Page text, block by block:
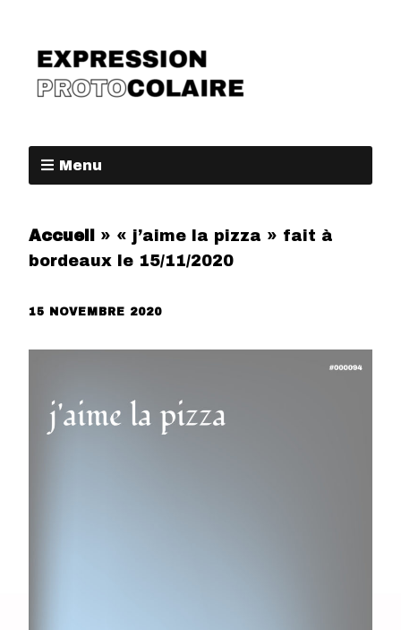
Menu
Accueil » « j’aime la pizza » fait à
bordeaux le 15/11/2020
15 NOVEMBRE 2020